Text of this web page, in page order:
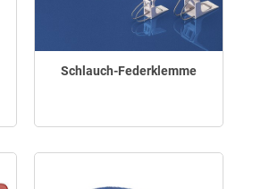
Schlauch-Federklemme